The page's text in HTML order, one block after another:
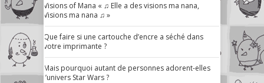
Visions of Mana « ♫ Elle a des visions ma nana,
Visions ma nana ♫ »
Que faire si une cartouche d’encre a séché dans
votre imprimante ?
Mais pourquoi autant de personnes adorent-elles
l’univers Star Wars ?